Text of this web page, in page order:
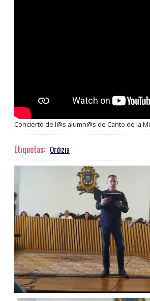
Concierto de l@s alumn@s de Canto de la
Etiquetas: Ordizia